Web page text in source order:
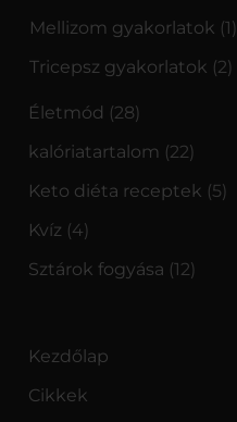
Mellizom gyakorlatok (1)
Tricepsz gyakorlatok (2)
Életmód (28)
kalóriatartalom (22)
Keto diéta receptek (5)
Kvíz (4)
Sztárok fogyása (12)
Kezdőlap
Cikkek